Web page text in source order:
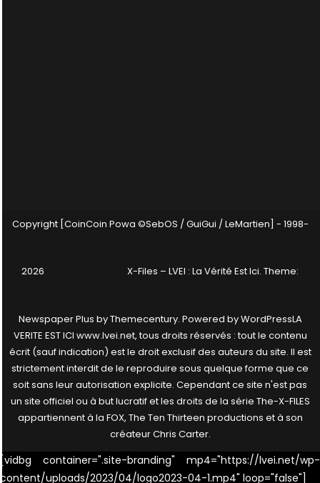
Copyright [CoinCoin Powa ©SebOS / GuiGui / LeMartien] - 1998-
2026 X-Files – LVEI : La Vérité Est Ici. Theme:
Newspaper Plus byThemecentury. Powered byWordPressLA
VERITE EST ICI www.lvei.net, tous droits réservés : tout le contenu
écrit (sauf indication) est le droit exclusif des auteurs du site. Il est
strictement interdit de le reproduire sous quelque forme que ce
soit sans leur autorisation explicite. Cependant ce site n'est pas
un site officiel ou à but lucratif et les droits de la série The-X-FILES
appartiennent à la FOX, The Ten Thirteen productions et à son
créateur Chris Carter.
[vidbg container=".site-branding" mp4="https://lvei.net/wp-
content/uploads/2023/04/logo2023-04-1.mp4" loop="false"]